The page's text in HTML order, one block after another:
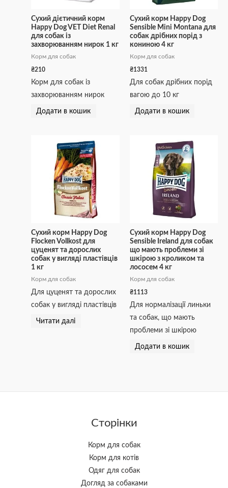
Сухий дієтичний корм
Happy Dog VET Diet Renal
для собак із
захворюванням нирок 1 кг
Корм для собак
₴210
Корм для собак із
захворюванням нирок
Додати в кошик
Сухий корм Happy Dog
Sensible Mini Montana для
собак дрібних порід з
кониною 4 кг
Корм для собак
₴1331
Для собак дрібних порід
вагою до 10 кг
Додати в кошик
Сухий корм Happy Dog
Flocken Vollkost для
цуценят та дорослих
собак у вигляді пластівців
1 кг
Корм для собак
Для цуценят та дорослих
собак у вигляді пластівців
Читати далі
Сухий корм Happy Dog
Sensible Irеland для собак
що мають проблеми зі
шкірою з кроликом та
лососем 4 кг
Корм для собак
₴1113
Для нормалізації линьки
та собак, що мають
проблеми зі шкірою
Додати в кошик
Сторінки
Корм для собак
Корм для котів
Одяг для собак
Догляд за собаками